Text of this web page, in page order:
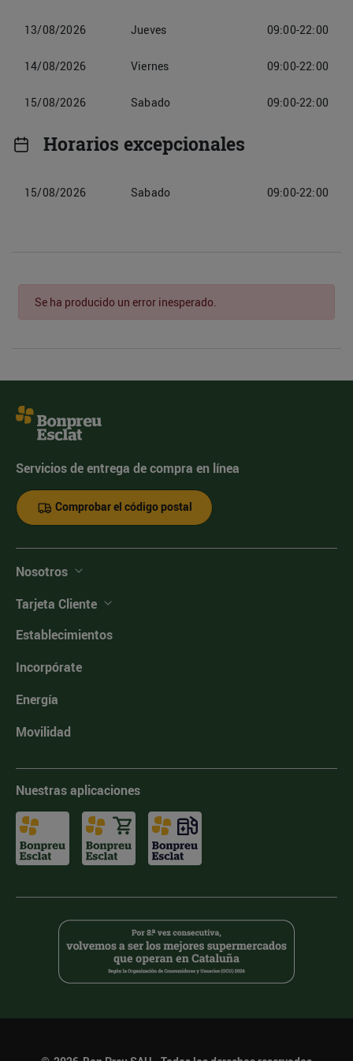
13/08/2026 Jueves 09:00-22:00
14/08/2026 Viernes 09:00-22:00
15/08/2026 Sabado 09:00-22:00
Horarios excepcionales
15/08/2026 Sabado 09:00-22:00
Se ha producido un error inesperado.
Servicios de entrega de compra en línea
Comprobar el código postal
Nosotros
Tarjeta Cliente
Establecimientos
Incorpórate
Energía
Movilidad
Nuestras aplicaciones